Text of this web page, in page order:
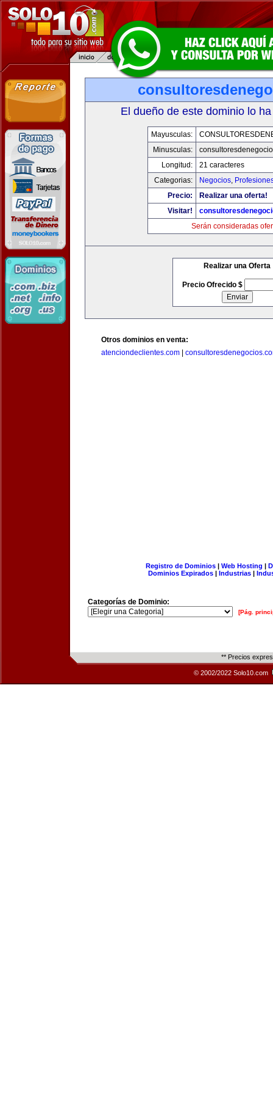
El dueño de este dominio lo
Mayusculas:
Minusculas:
Longitud:
21 caracteres
Categorias:
Negocios,
Precio:
Realizar una oferta!
Visitar!
Serán consideradas
Realizar una Oferta
Precio Ofrecido $
Otros dominios en venta:
atenciondeclientes.com
Registro de Dominios| Web Hosting |
Dominios Expirados | Industrias |
Categorías de Dominio:
[Pág.
** Precios
© 2002/2022 Solo10.com